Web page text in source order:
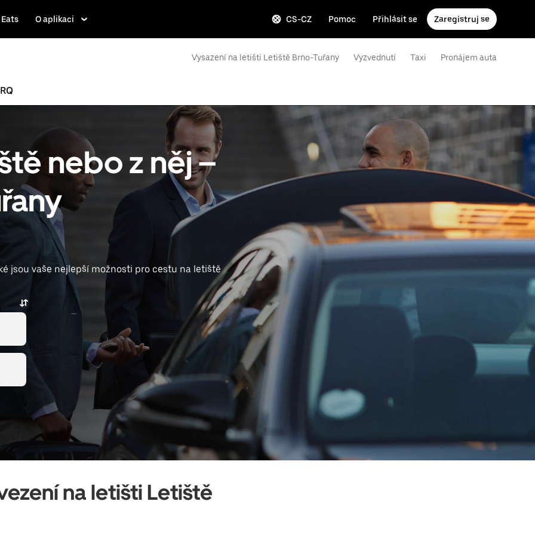
O aplikaci CS-CZ Pomoc Přihlásit se Zaregistruj se
Vysazení na letišti Letiště Brno-Tuřany Vyzvednutí Taxi Pronájem auta
nebo z něj –
jsou vaše nejlepší možnosti pro cestu na letiště
na letišti Letiště